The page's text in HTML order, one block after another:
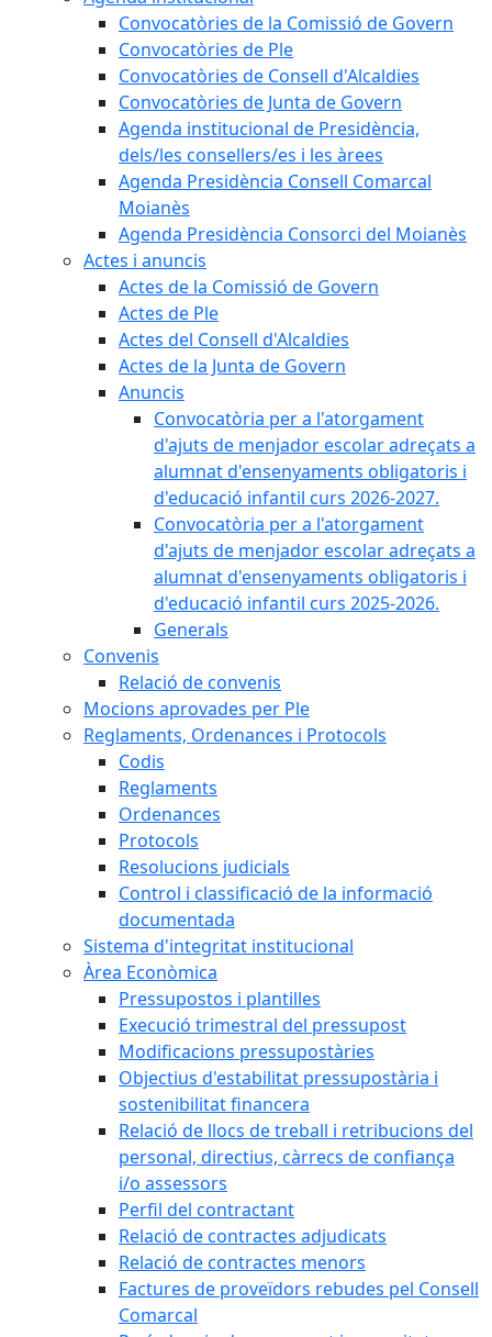
Convocatòries de la Comissió de Govern
Convocatòries de Ple
Convocatòries de Consell d'Alcaldies
Convocatòries de Junta de Govern
Agenda institucional de Presidència,
dels/les consellers/es i les àrees
Agenda Presidència Consell Comarcal
Moianès
Agenda Presidència Consorci del Moianès
Actes i anuncis
Actes de la Comissió de Govern
Actes de Ple
Actes del Consell d'Alcaldies
Actes de la Junta de Govern
Anuncis
Convocatòria per a l'atorgament
d'ajuts de menjador escolar adreçats a
alumnat d'ensenyaments obligatoris i
d'educació infantil curs 2026-2027.
Convocatòria per a l'atorgament
d'ajuts de menjador escolar adreçats a
alumnat d'ensenyaments obligatoris i
d'educació infantil curs 2025-2026.
Generals
Convenis
Relació de convenis
Mocions aprovades per Ple
Reglaments, Ordenances i Protocols
Codis
Reglaments
Ordenances
Protocols
Resolucions judicials
Control i classificació de la informació
documentada
Sistema d'integritat institucional
Àrea Econòmica
Pressupostos i plantilles
Execució trimestral del pressupost
Modificacions pressupostàries
Objectius d'estabilitat pressupostària i
sostenibilitat financera
Relació de llocs de treball i retribucions del
personal, directius, càrrecs de confiança
i/o assessors
Perfil del contractant
Relació de contractes adjudicats
Relació de contractes menors
Factures de proveïdors rebudes pel Consell
Comarcal